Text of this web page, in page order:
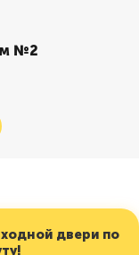
№2
двери по